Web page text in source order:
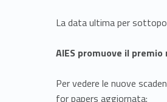
La data ultima per
AIES promuove il
Per vedere le nuove
for papers aggiornata: